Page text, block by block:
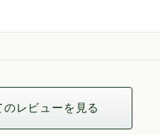
のレビューを見る